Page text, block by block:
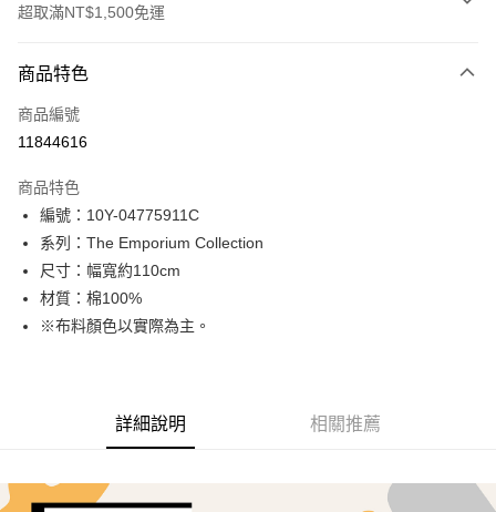
超取滿NT$1,500免運
信用卡一次付款
超商取貨付款
Apple Pay
街口支付
Google Pay
AFTEE先享後付
１．簡單：不需註冊會員、不需綁卡、不需儲值。
３．安心：先確認商品／服務後，再付款。
全家取貨付款
商品特色
商品編號
11844616
商品特色
編號：10Y-04775911C
系列：The Emporium Collection
尺寸：幅寬約110cm
材質：棉100%
※布料顏色以實際為主。
詳細說明 相關推薦